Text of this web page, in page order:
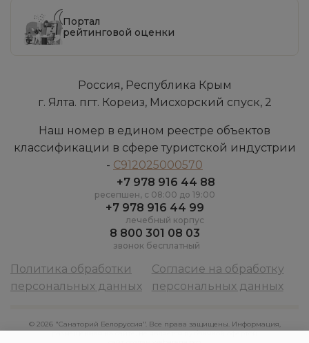
Портал
рейтинговой оценки
Россия, Республика Крым
г. Ялта. пгт. Кореиз, Мисхорский спуск, 2
Наш номер в едином реестре объектов
классификации в сфере туристской индустрии
- С912025000570
+7 978 916 44 88
ресепшен, c 08:00 до 19:00
+7 978 916 44 99
лечебный корпус
8 800 301 08 03
звонок бесплатный
Политика обработки
персональных данных
Согласие на обработку
персональных данных
© 2026 "Санаторий Белоруссия". Все права защищены. Информация,
размещенная на сайте, не является публичной офертой